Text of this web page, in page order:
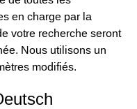
en charge par la
votre recherche seront
Nous utilisons un
modifiés.